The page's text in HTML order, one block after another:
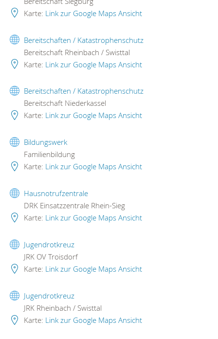
Karte: Link zur Google Maps Ansicht
Bereitschaften / Katastrophenschutz
Bereitschaft Rheinbach / Swisttal
Karte: Link zur Google Maps Ansicht
Bereitschaften / Katastrophenschutz
Bereitschaft Niederkassel
Karte: Link zur Google Maps Ansicht
Bildungswerk
Familienbildung
Karte: Link zur Google Maps Ansicht
Hausnotrufzentrale
DRK Einsatzzentrale Rhein-Sieg
Karte: Link zur Google Maps Ansicht
Jugendrotkreuz
JRK OV Troisdorf
Karte: Link zur Google Maps Ansicht
Jugendrotkreuz
JRK Rheinbach / Swisttal
Karte: Link zur Google Maps Ansicht